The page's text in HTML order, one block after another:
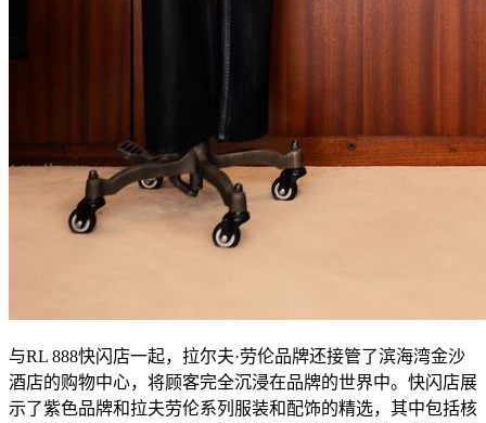
与RL 888快闪店一起，拉尔夫·劳伦品牌还接管了滨海湾金沙
酒店的购物中心，将顾客完全沉浸在品牌的世界中。快闪店展
示了紫色品牌和拉夫劳伦系列服装和配饰的精选，其中包括核